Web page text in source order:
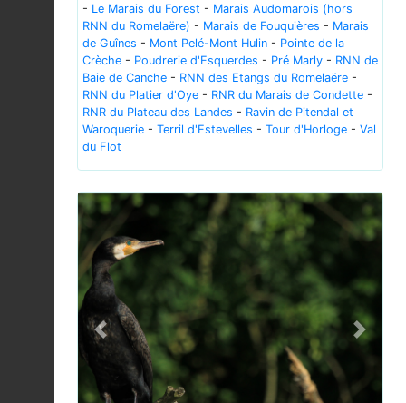
- Le Marais du Forest - Marais Audomarois (hors
RNN du Romelaëre) - Marais de Fouquières - Marais
de Guînes - Mont Pelé-Mont Hulin - Pointe de la
Crèche - Poudrerie d'Esquerdes - Pré Marly - RNN de
Baie de Canche - RNN des Etangs du Romelaëre -
RNN du Platier d'Oye - RNR du Marais de Condette -
RNR du Plateau des Landes - Ravin de Pitendal et
Waroquerie - Terril d'Estevelles - Tour d'Horloge - Val
du Flot
Previous Next